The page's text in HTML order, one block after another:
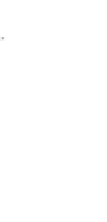
，但若您需要取消訂單，請聯絡
仍視為有效，需透過AFTEE先享
疑問，請聯繫「AFTEE先享後付
AFTEE先享後付」服務完成之交
，並將交易相關給付款項請求債
或監護人之同意方可使用
起之損失，本公司不負相關責
足之情形，本公司將視審查結果
註冊。若發現惡意使用之情形，